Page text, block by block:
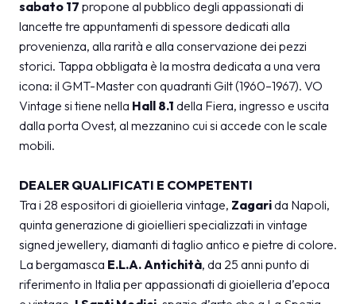
SCOPRI DI PIÙ arrow_circle_right
AREA RISERVATA VISITATORI
person
A cura di:
sabato 17 propone al pubblico degli appassionati di
lancette tre appuntamenti di spessore dedicati alla
provenienza, alla rarità e alla conservazione dei pezzi
storici. Tappa obbligata è la mostra dedicata a una vera
icona: il GMT-Master con quadranti Gilt (1960–1967). VO
Vintage si tiene nella Hall 8.1 della Fiera, ingresso e uscita
dalla porta Ovest, al mezzanino cui si accede con le scale
mobili.
DEALER QUALIFICATI E COMPETENTI
Tra i 28 espositori di gioielleria vintage, Zagarida Napoli,
quinta generazione di gioiellieri specializzati in vintage
signed jewellery, diamanti di taglio antico e pietre di colore.
La bergamasca E.L.A. Antichità, da 25 anni punto di
riferimento in Italia per appassionati di gioielleria d’epoca